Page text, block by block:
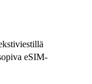
eSIM-